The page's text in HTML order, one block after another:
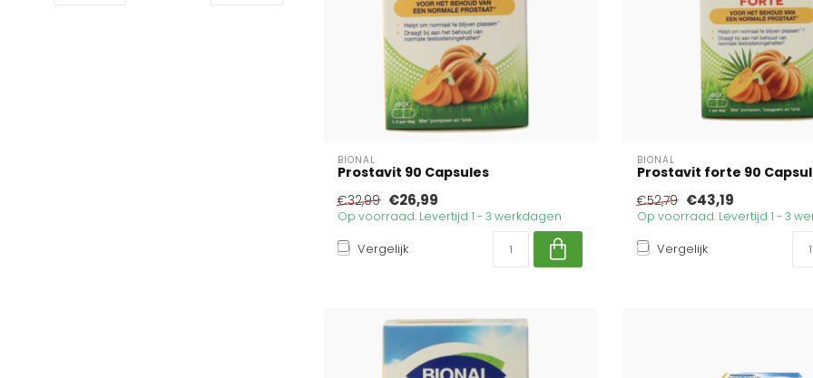
BIONAL
Prostavit 90 Capsules
€32,99 €26,99
Op voorraad. Levertijd 1 - 3 werkdagen
Vergelijk
BIONAL
Prostavit forte 90
€52,79 €43,19
Op voorraad. Levertijd 1 - 3
Vergelijk